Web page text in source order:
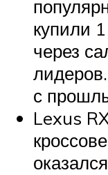
купили
через
с
Lexus